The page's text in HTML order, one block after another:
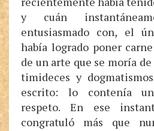
y cuán
entusiasmado con, el
había logrado poner
de un arte que se moría
timideces y
escrito: lo contenía
respeto. En ese
congratuló más que